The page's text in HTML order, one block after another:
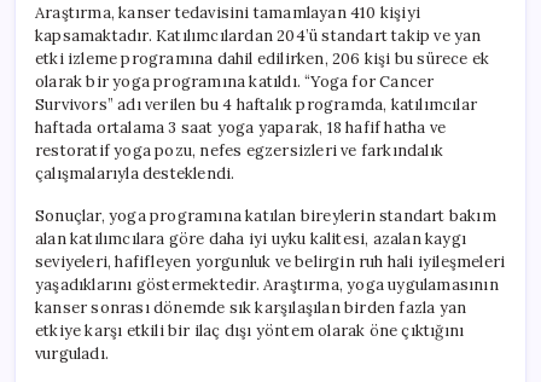
Araştırma, kanser tedavisini tamamlayan 410 kişiyi
kapsamaktadır. Katılımcılardan 204’ü standart takip ve yan
etki izleme programına dahil edilirken, 206 kişi bu sürece ek
olarak bir yoga programına katıldı. “Yoga for Cancer
Survivors” adı verilen bu 4 haftalık programda, katılımcılar
haftada ortalama 3 saat yoga yaparak, 18 hafif hatha ve
restoratif yoga pozu, nefes egzersizleri ve farkındalık
çalışmalarıyla desteklendi.
Sonuçlar, yoga programına katılan bireylerin standart bakım
alan katılımcılara göre daha iyi uyku kalitesi, azalan kaygı
seviyeleri, hafifleyen yorgunluk ve belirgin ruh hali iyileşmeleri
yaşadıklarını göstermektedir. Araştırma, yoga uygulamasının
kanser sonrası dönemde sık karşılaşılan birden fazla yan
etkiye karşı etkili bir ilaç dışı yöntem olarak öne çıktığını
vurguladı.